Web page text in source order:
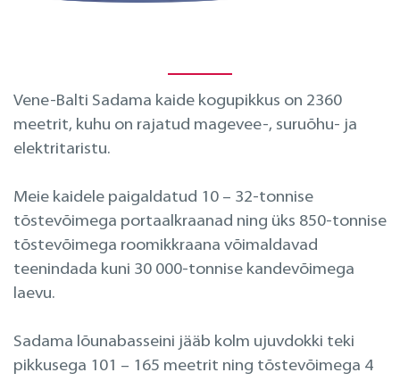
Vene-Balti Sadama kaide kogupikkus on 2360
meetrit, kuhu on rajatud magevee-, suruõhu- ja
elektritaristu.
Meie kaidele paigaldatud 10 – 32-tonnise
tõstevõimega portaalkraanad ning üks 850-tonnise
tõstevõimega roomikkraana võimaldavad
teenindada kuni 30 000-tonnise kandevõimega
laevu.
Sadama lõunabasseini jääb kolm ujuvdokki teki
pikkusega 101 – 165 meetrit ning tõstevõimega 4